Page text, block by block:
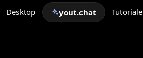
Desktop yout.chat Tutoriale